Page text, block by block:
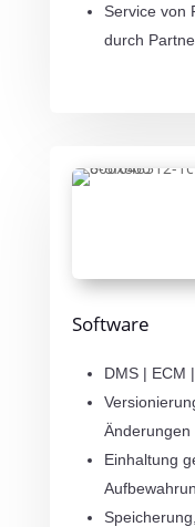
Service von
durch
Software
DMS | ECM
Änderungen
Einhaltung